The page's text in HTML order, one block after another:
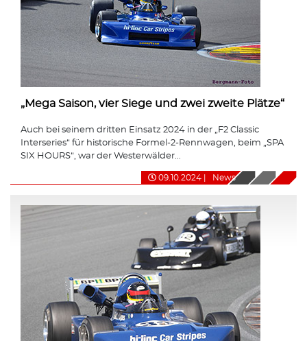
„Mega Saison, vier Siege und zwei zweite Plätze“
Auch bei seinem dritten Einsatz 2024 in der „F2 Classic
Interseries“ für historische Formel-2-Rennwagen, beim „SPA
SIX HOURS“, war der Westerwälder...
09.10.2024 News